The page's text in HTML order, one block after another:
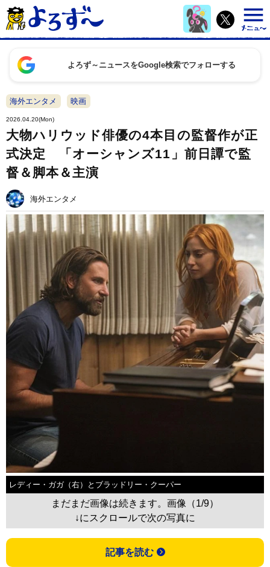
よろず～ニュースをGoogle検索でフォローする
海外エンタメ 映画
2026.04.20(Mon)
大物ハリウッド俳優の4本目の監督作が正
式決定 「オーシャンズ11」前日譚で監
督＆脚本＆主演
海外エンタメ
レディー・ガガ（右）とブラッドリー・クーパー
まだまだ画像は続きます。画像（1/9）
↓にスクロールで次の写真に
記事を読む